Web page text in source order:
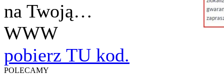
na Twoją…
WWW
pobierz TU kod.
POLECAMY